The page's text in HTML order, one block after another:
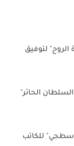
لتوفيق
الحائر"
للكاتب